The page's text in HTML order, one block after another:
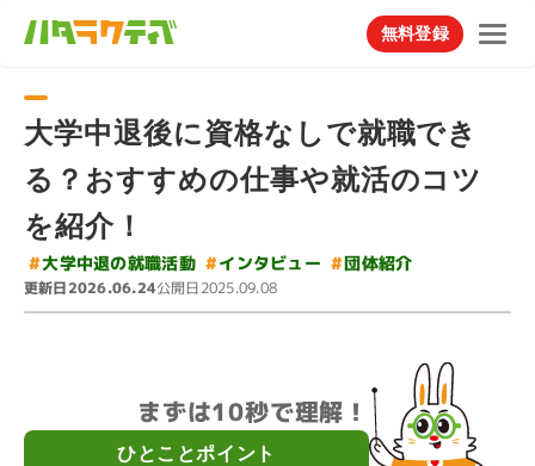
無料登録
大学中退後に資格なしで就職でき
る？おすすめの仕事や就活のコツ
を紹介！
#大学中退の就職活動 #インタビュー #団体紹介
更新日2026.06.24公開日2025.09.08
まずは10秒で理解！
ひとことポイント